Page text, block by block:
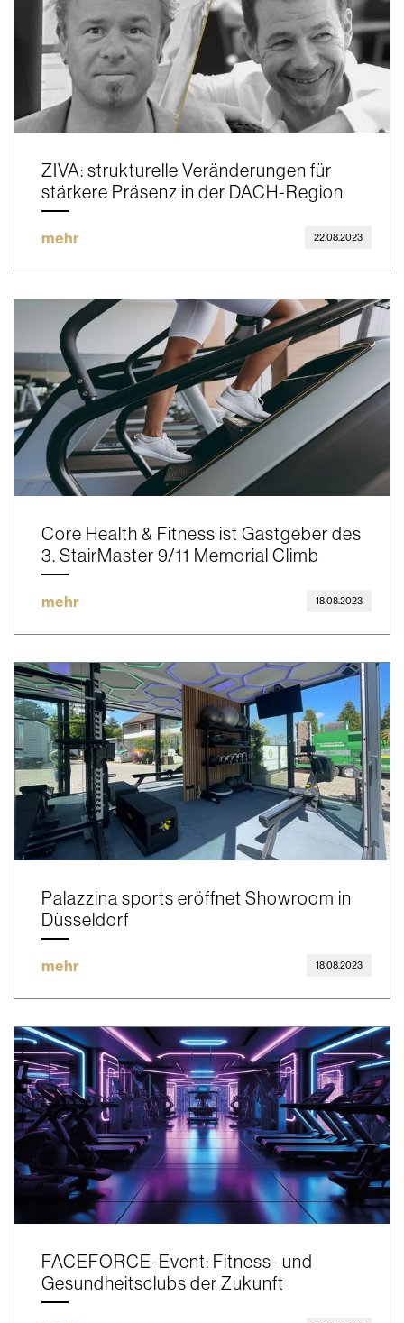
ZIVA: strukturelle Veränderungen für
stärkere Präsenz in der DACH-Region
mehr 22.08.2023
Core Health & Fitness ist Gastgeber des
3. StairMaster 9/11 Memorial Climb
mehr 18.08.2023
Palazzina sports eröffnet Showroom in
Düsseldorf
mehr 18.08.2023
FACEFORCE-Event: Fitness- und
Gesundheitsclubs der Zukunft